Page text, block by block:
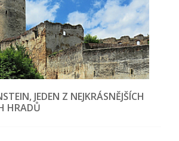
JEDEN Z NEJKRÁSNĚJŠÍCH
HRADŮ